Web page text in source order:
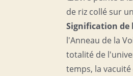
de riz collé sur
Signification de
l'Anneau de la
totalité de
temps, la